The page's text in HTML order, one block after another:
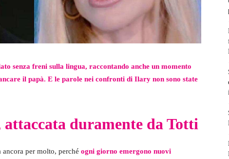
senza freni sulla lingua, raccontando anche un momento
il papà. E le parole nei confronti di Ilary non sono state
duramente da Totti
per molto, perché ogni giorno emergono nuovi